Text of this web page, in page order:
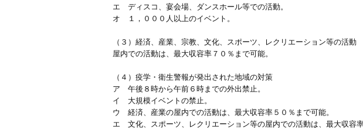
エ ディスコ、宴会場、ダンスホール等での活動。
オ １，０００人以上のイベント。
（３）経済、産業、宗教、文化、スポーツ、レクリエーション等の活動
屋内での活動は、最大収容率７０％まで可能。
（４）疫学・衛生警報が発出された地域の対策
ア 午後８時から午前６時までの外出禁止。
イ 大規模イベントの禁止。
ウ 経済、産業の屋内での活動は、最大収容率５０％まで可能。
エ 文化、スポーツ、レクリエーション等の屋内での活動は、最大収容率